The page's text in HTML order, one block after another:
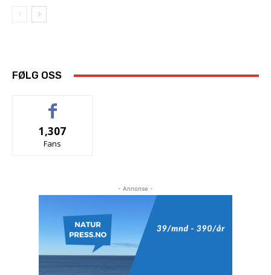
FØLG OSS
1,307
Fans
- Annonse -